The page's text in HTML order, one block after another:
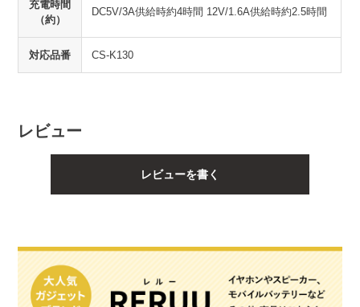
充電時間
（約）
DC5V/3A供給時約4時間 12V/1.6A供給時約2.5時間
対応品番 CS-K130
レビュー
レビューを書く